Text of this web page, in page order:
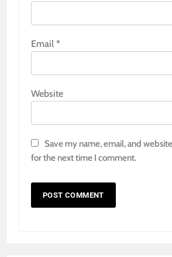
Email *
Website
Save my name, email, and
for the next time I comment.